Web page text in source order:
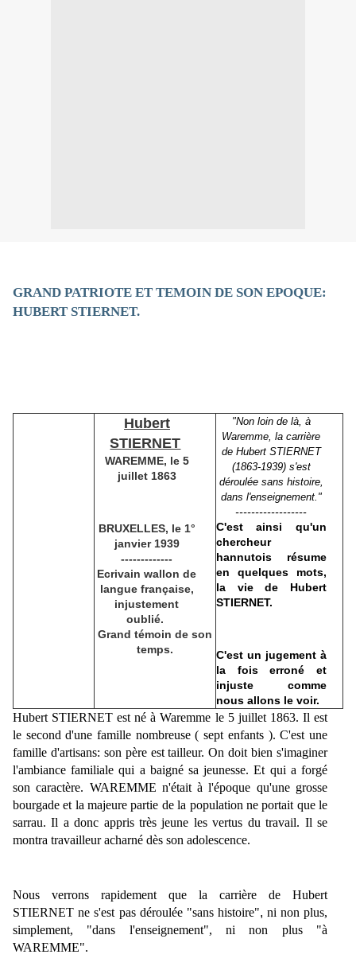
GRAND PATRIOTE ET TEMOIN DE SON EPOQUE:
HUBERT STIERNET.
Hubert
STIERNET
WAREMME, le 5
juillet 1863
BRUXELLES, le 1°
janvier 1939
-------------
Ecrivain wallon de
langue française,
injustement
oublié.
Grand témoin de son
temps.
"Non loin de là, à
Waremme, la carrière
de Hubert STIERNET
(1863-1939) s'est
déroulée sans histoire,
dans l'enseignement."
------------------
C'est ainsi qu'un
chercheur
hannutois résume
en quelques mots,
la vie de Hubert
STIERNET.
C'est un jugement à
la fois erroné et
injuste comme
nous allons le voir.
Hubert STIERNET est né à Waremme le 5 juillet 1863. Il est
le second d'une famille nombreuse ( sept enfants ). C'est une
famille d'artisans: son père est tailleur. On doit bien s'imaginer
l'ambiance familiale qui a baigné sa jeunesse. Et qui a forgé
son caractère. WAREMME n'était à l'époque qu'une grosse
bourgade et la majeure partie de la population ne portait que le
sarrau. Il a donc appris très jeune les vertus du travail. Il se
montra travailleur acharné dès son adolescence.
Nous verrons rapidement que la carrière de Hubert
STIERNET ne s'est pas déroulée "sans histoire", ni non plus,
simplement, "dans l'enseignement", ni non plus "à
WAREMME".